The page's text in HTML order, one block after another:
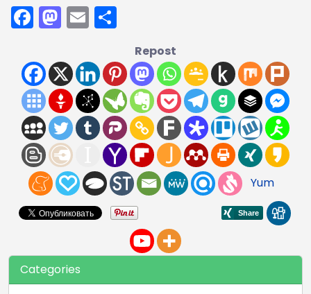
Facebook
Mastodon
Email
Repost
Yum
Categories